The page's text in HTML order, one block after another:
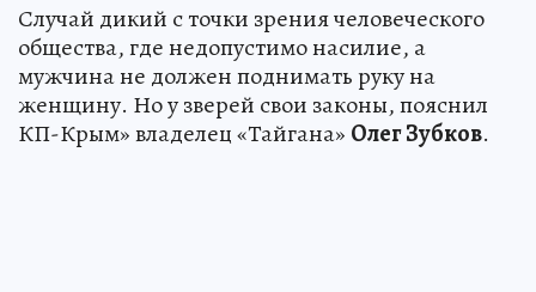
Случай дикий с точки зрения человеческого
общества, где недопустимо насилие, а
мужчина не должен поднимать руку на
женщину. Но у зверей свои законы, пояснил
КП-Крым» владелец «Тайгана» Олег Зубков.